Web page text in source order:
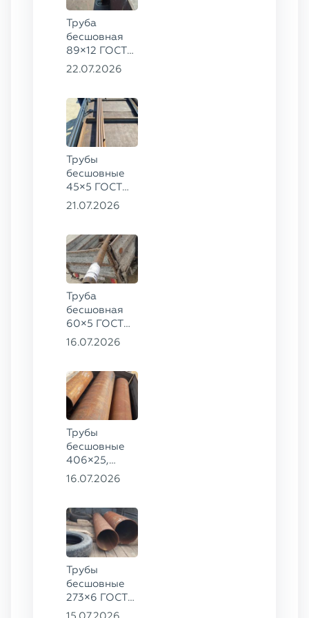
Труба
бесшовная
89×12 ГОСТ
8732-78, ст.
22.07.2026
Трубы
бесшовные
45×5 ГОСТ
8734-75, ст.
21.07.2026
Труба
бесшовная
60×5 ГОСТ
8732-78, ст.
16.07.2026
Трубы
бесшовные
406×25,
325×20,
09Г2С
16.07.2026
Трубы
бесшовные
273×6 ГОСТ
8732-78